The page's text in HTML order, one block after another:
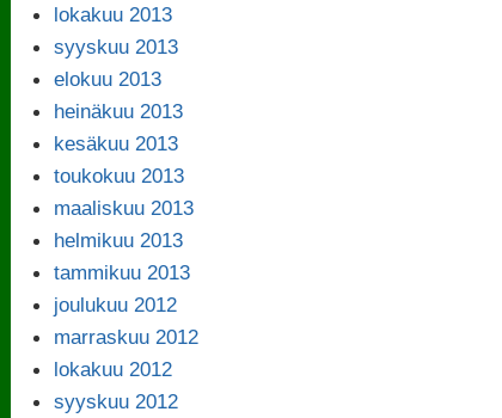
lokakuu 2013
syyskuu 2013
elokuu 2013
heinäkuu 2013
kesäkuu 2013
toukokuu 2013
maaliskuu 2013
helmikuu 2013
tammikuu 2013
joulukuu 2012
marraskuu 2012
lokakuu 2012
syyskuu 2012